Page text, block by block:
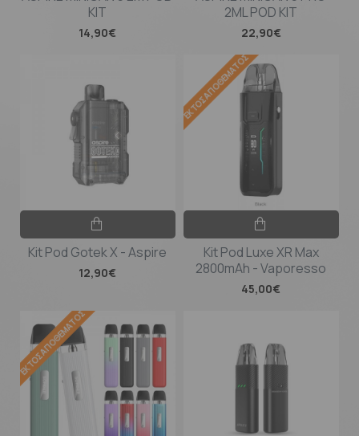
KIT
14,90€
2ML POD KIT
22,90€
Kit Pod Gotek X - Aspire
12,90€
ΕΚΤΌΣ ΑΠΟΘΈΜΑΤΟΣ
Kit Pod Luxe XR Max
2800mAh - Vaporesso
45,00€
ΕΚΤΌΣ ΑΠΟΘΈΜΑΤΟΣ